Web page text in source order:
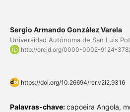
Sergio Armando González Varela
Universidad Autónoma de San Luis
http://orcid.org/0000-0002-9124-
https://doi.org/10.26694/rer.v2i2.9316
Palavras-chave:capoeira Angola,